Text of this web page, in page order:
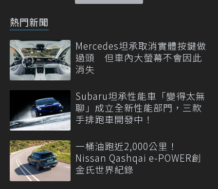
熱門新聞
Mercedes坦承取消實體按鍵做
過頭 但車內大螢幕不會因此
消失
Subaru坦承性能車「變得太無
聊」成立全新性能部門，三款
手排跑車開發中！
一桶油跑近2,000公里！
Nissan Qashqai e-POWER創
金氏世界紀錄